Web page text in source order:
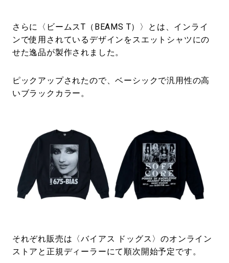
さらに〈ビームスT（BEAMS T）〉とは、インライ
ンで使用されているデザインをスエットシャツにの
せた逸品が製作されました。
ピックアップされたので、ベーシックで汎用性の高
いブラックカラー。
それぞれ販売は〈バイアス ドッグス〉のオンライン
ストアと正規ディーラーにて順次開始予定です。